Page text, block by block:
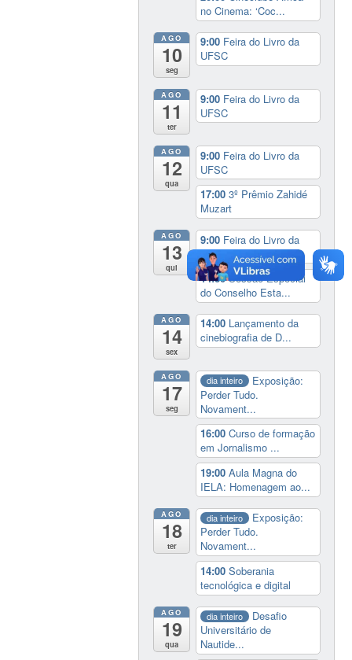
no Cinema: ‘Coc...
AGO
10
seg
9:00 Feira do Livro da
UFSC
AGO
11
ter
9:00 Feira do Livro da
UFSC
AGO
12
qua
9:00 Feira do Livro da
UFSC
17:003º Prêmio Zahidé
Muzart
AGO
13
qui
9:00 Feira do Livro da
UFSC
14:30Sessão Especial
do Conselho Esta...
AGO
14
sex
14:00 Lançamento da
cinebiografia de D...
AGO
17
seg
dia inteiro
Exposição:
Perder Tudo.
Novament...
16:00Curso de formação
em Jornalismo ...
19:00Aula Magna do
IELA: Homenagem ao...
AGO
18
ter
dia inteiro
Exposição:
Perder Tudo.
Novament...
14:00Soberania
tecnológica e digital
AGO
19
qua
dia inteiro
Desafio
Universitário de
Nautide...